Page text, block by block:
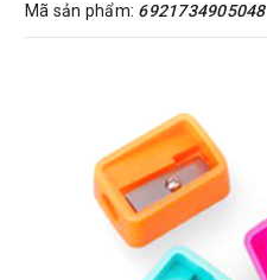
Mã sản phẩm: 6921734905048